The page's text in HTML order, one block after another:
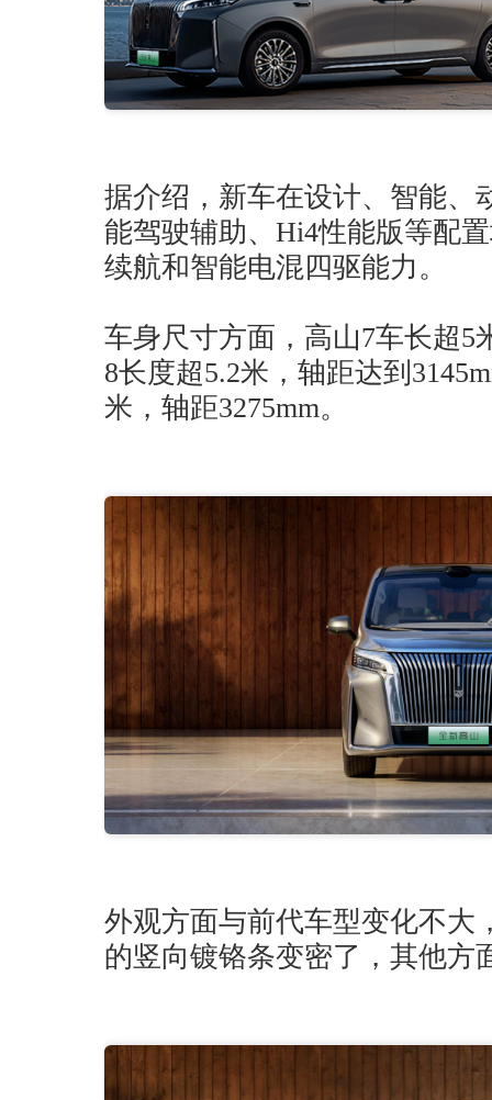
据介绍，新车在设计、智能、
能驾驶辅助、Hi4性能版等配
续航和智能电混四驱能力。
车身尺寸方面，高山7车长超5
8长度超5.2米，轴距达到
米，轴距3275mm。
外观方面与前代车型变化不大
的竖向镀铬条变密了，其他方